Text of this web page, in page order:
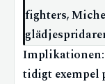
fighters,
Implikationen:
tidigt exempel